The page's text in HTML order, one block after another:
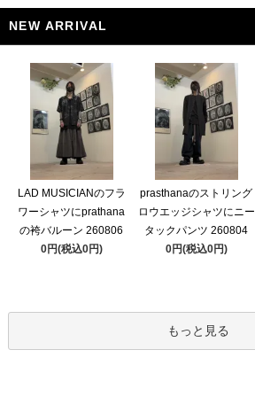
NEW ARRIVAL
LAD MUSICIANのフラ
ワーシャツにprathana
の袴バルーン 260806
0円(税込0円)
prasthanaのストリング
ロウエッジシャツにニー
タックパンツ 260804
0円(税込0円)
もっと見る